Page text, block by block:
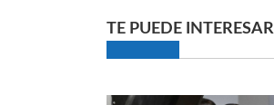
TE PUEDE INTERESAR